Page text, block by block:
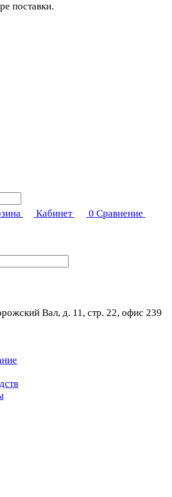
поставки.
Кабинет 0 Сравнение
Вал, д. 11, стр. 22, офис 239